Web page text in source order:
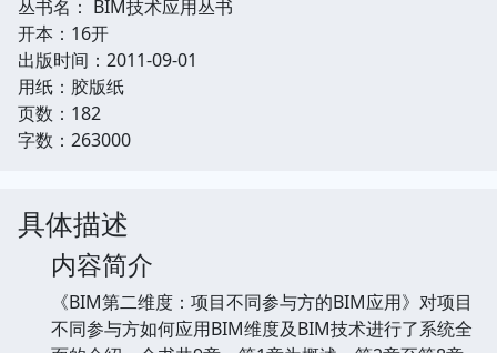
丛书名： BIM技术应用丛书
开本：16开
出版时间：2011-09-01
用纸：胶版纸
页数：182
字数：263000
具体描述
内容简介
《BIM第二维度：项目不同参与方的BIM应用》对项目
不同参与方如何应用BIM维度及BIM技术进行了系统全